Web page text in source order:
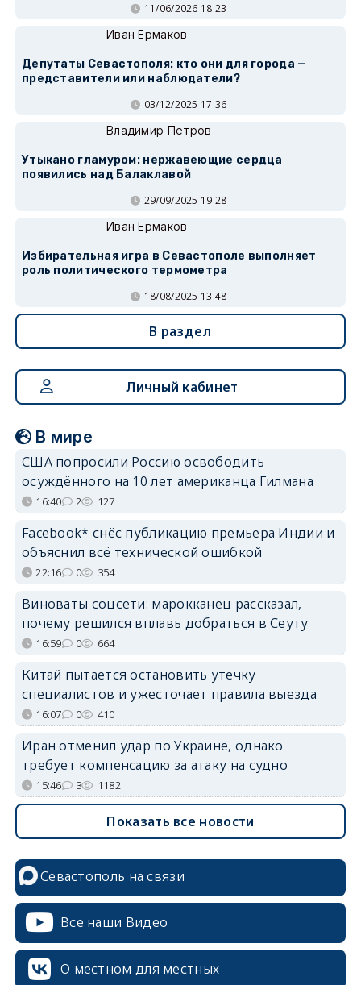
11/06/2026 18:23
Иван Ермаков
Депутаты Севастополя: кто они для города —
представители или наблюдатели?
03/12/2025 17:36
Владимир Петров
Утыкано гламуром: нержавеющие сердца
появились над Балаклавой
29/09/2025 19:28
Иван Ермаков
Избирательная игра в Севастополе выполняет
роль политического термометра
18/08/2025 13:48
В раздел
Личный кабинет
В мире
США попросили Россию освободить
осуждённого на 10 лет американца Гилмана
16:40 2 127
Facebook* снёс публикацию премьера Индии и
объяснил всё технической ошибкой
22:16 0 354
Виноваты соцсети: марокканец рассказал,
почему решился вплавь добраться в Сеуту
16:59 0 664
Китай пытается остановить утечку
специалистов и ужесточает правила выезда
16:07 0 410
Иран отменил удар по Украине, однако
требует компенсацию за атаку на судно
15:46 3 1182
Показать все новости
Севастополь на связи
Все наши Видео
О местном для местных